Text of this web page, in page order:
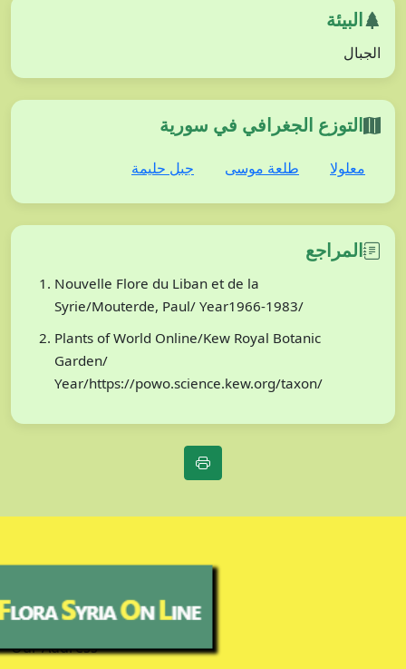
البيئة
الجبال
التوزع الجغرافي في سورية
معلولا طلعة موسى جبل حليمة
المراجع
Nouvelle Flore du Liban et de la
Syrie/Mouterde, Paul/ Year1966-1983/
Plants of World Online/Kew Royal Botanic
Garden/
Year/https://powo.science.kew.org/taxon/
Our Address